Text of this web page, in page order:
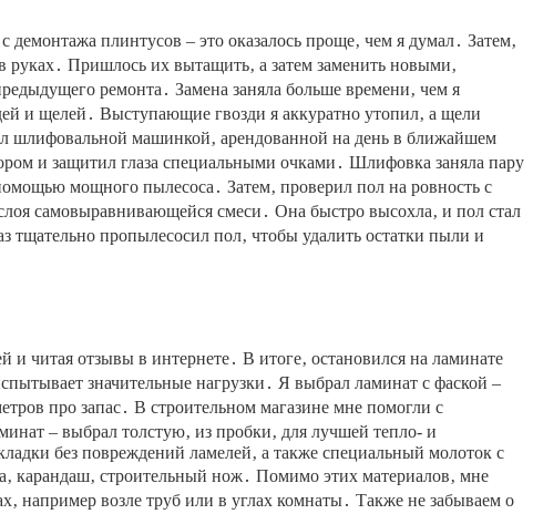
плинтусов – это оказалось проще‚ чем я думал․ Затем‚
Пришлось их вытащить‚ а затем заменить новыми‚
ремонта․ Замена заняла больше времени‚ чем я
и щелей․ Выступающие гвозди я аккуратно утопил‚ а щели
шлифовальной машинкой‚ арендованной на день в ближайшем
и защитил глаза специальными очками․ Шлифовка заняла пару
мощного пылесоса․ Затем‚ проверил пол на ровность с
самовыравнивающейся смеси․ Она быстро высохла‚ и пол стал
тщательно пропылесосил пол‚ чтобы удалить остатки пыли и
и читая отзывы в интернете․ В итоге‚ остановился на ламинате
значительные нагрузки․ Я выбрал ламинат с фаской –
про запас․ В строительном магазине мне помогли с
– выбрал толстую‚ из пробки‚ для лучшей тепло- и
без повреждений ламелей‚ а также специальный молоток с
карандаш‚ строительный нож․ Помимо этих материалов‚ мне
например возле труб или в углах комнаты․ Также не забываем о